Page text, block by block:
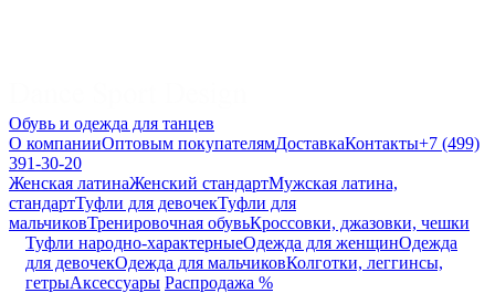
Обувь и одежда для танцев
О компанииОптовым покупателямДоставкаКонтакты+7 (499)
391-30-20
Женская латинаЖенский стандартМужская латина,
стандартТуфли для девочекТуфли для
мальчиковТренировочная обувьКроссовки, джазовки, чешки
Туфли народно-характерныеОдежда для женщинОдежда
для девочекОдежда для мальчиковКолготки, леггинсы,
гетрыАксессуары Распродажа %